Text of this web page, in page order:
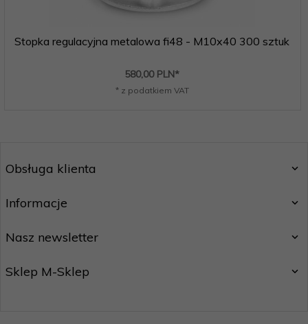
Stopka regulacyjna metalowa fi48 - M10x40 300 sztuk
580,00 PLN*
* z podatkiem VAT
Obsługa klienta
Informacje
Nasz newsletter
Sklep M-Sklep